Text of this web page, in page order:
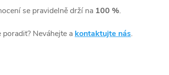
se pravidelně drží na 100 %.
poradit? Neváhejte a kontaktujte nás.